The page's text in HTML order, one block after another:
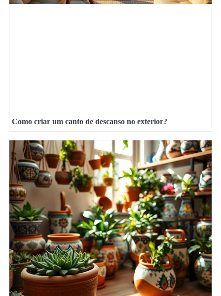
Como criar um canto de descanso no exterior?